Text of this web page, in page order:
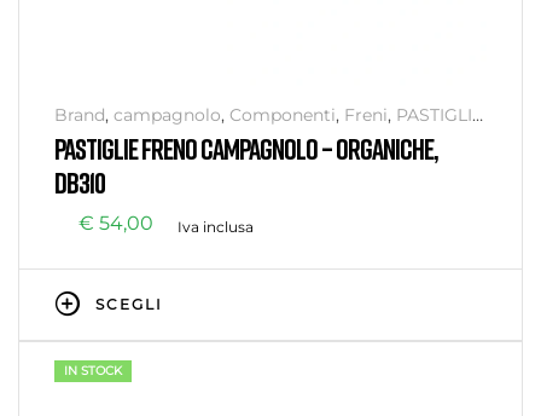
Brand, campagnolo, Componenti, Freni, PASTIGLIE
Senza categoria
PASTIGLIE FRENO CAMPAGNOLO – ORGANICHE,
DB310
€ 54,00 Iva inclusa
SCEGLI
IN STOCK